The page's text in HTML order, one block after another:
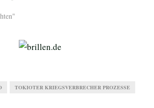
TOKIOTER KRIEGSVERBRECHER PROZESSE